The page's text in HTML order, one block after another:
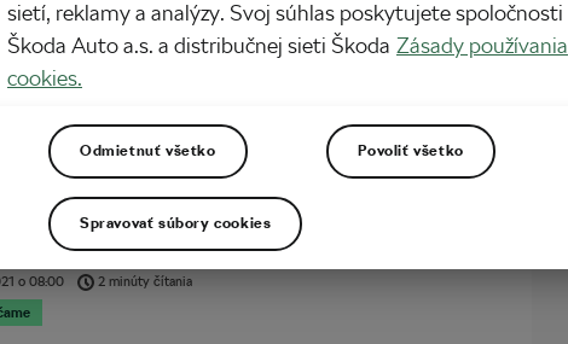
biku
o 10:00
5 minút čítania
prírody, pre ostatných je to výzva. Ale nech ste ktokoľvek, nech jazdíte
vždy si viete užiť vašu o niečo rýchlejšiu jazdu.
na bicykli po páde
o08:00
2 minúty čítania
sietí, reklamy a analýzy. Svoj súhlas poskytujete spoločnosti
Škoda Auto a.s. a distribučnej sieti Škoda Zásady používania
cookies.
Odmietnuť všetko Povoliť všetko
Spravovať súbory cookies